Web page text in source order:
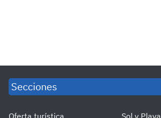
Secciones
Oferta turística Sol y Playa